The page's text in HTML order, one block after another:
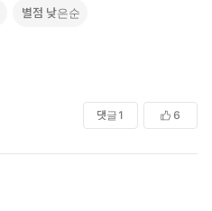
별점 낮은순
댓글 1 6